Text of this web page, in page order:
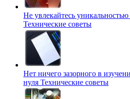
Не увлекайтесь
Технические советы
Нет ничего зазорного в
нуля Технические советы